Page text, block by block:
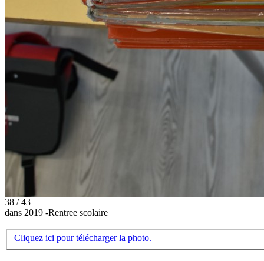
38 / 43
dans 2019 -Rentree scolaire
Cliquez ici pour télécharger la photo.